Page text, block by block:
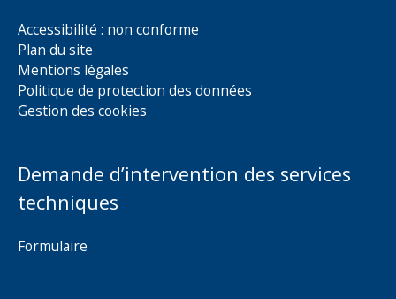
Accessibilité : non conforme
Plan du site
Mentions légales
Politique de protection des données
Gestion des cookies
Demande d’intervention des services
techniques
Formulaire